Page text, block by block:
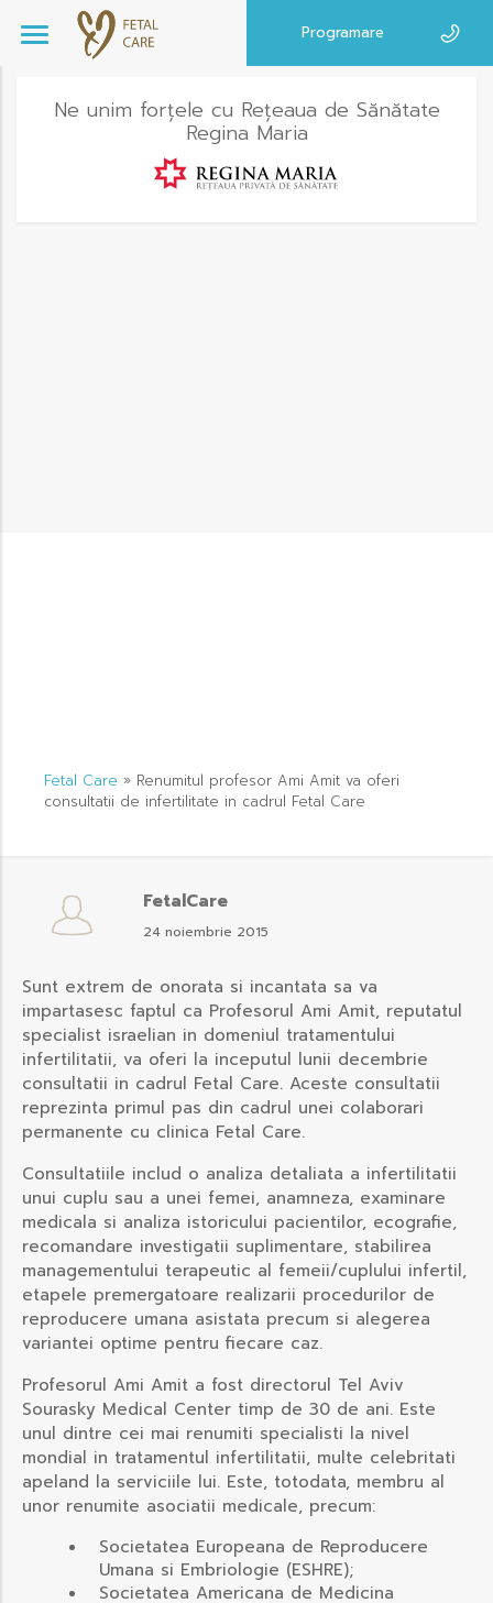
Programare
Ne unim forțele cu Rețeaua de Sănătate
Regina Maria
Fetal Care » Renumitul profesor Ami Amit va oferi
consultatii de infertilitate in cadrul Fetal Care
FetalCare
24 noiembrie 2015
Sunt extrem de onorata si incantata sa va
impartasesc faptul ca Profesorul Ami Amit, reputatul
specialist israelian in domeniul tratamentului
infertilitatii, va oferi la inceputul lunii decembrie
consultatii in cadrul Fetal Care. Aceste consultatii
reprezinta primul pas din cadrul unei colaborari
permanente cu clinica Fetal Care.
Consultatiile includ o analiza detaliata a infertilitatii
unui cuplu sau a unei femei, anamneza, examinare
medicala si analiza istoricului pacientilor, ecografie,
recomandare investigatii suplimentare, stabilirea
managementului terapeutic al femeii/cuplului infertil,
etapele premergatoare realizarii procedurilor de
reproducere umana asistata precum si alegerea
variantei optime pentru fiecare caz.
Profesorul Ami Amit a fost directorul Tel Aviv
Sourasky Medical Center timp de 30 de ani. Este
unul dintre cei mai renumiti specialisti la nivel
mondial in tratamentul infertilitatii, multe celebritati
apeland la serviciile lui. Este, totodata, membru al
unor renumite asociatii medicale, precum:
Societatea Europeana de Reproducere
Umana si Embriologie (ESHRE);
Societatea Americana de Medicina